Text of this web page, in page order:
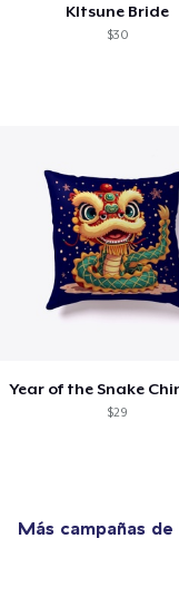
KItsune Bride
$30
$29
Más campañas de